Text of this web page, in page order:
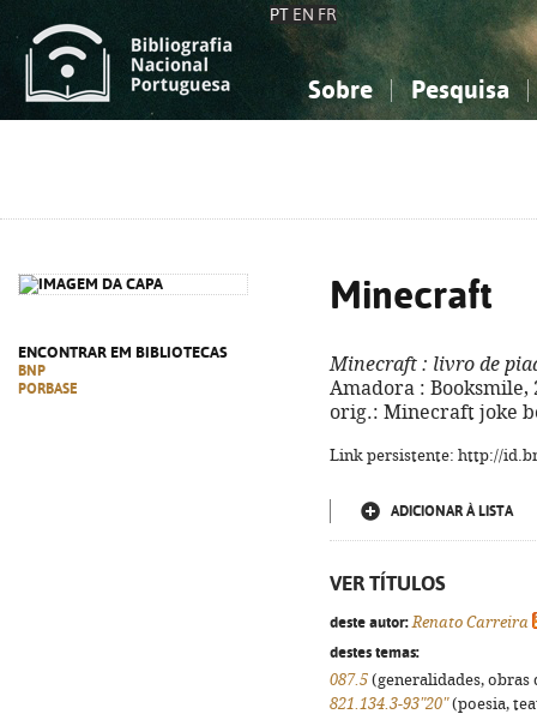
PT EN FR
Sobre Pesquisa
ENCONTRAR EM BIBLIOTECAS
BNP
PORBASE
Minecraft
Minecraft : livro de
Amadora : Booksmile,
orig.: Minecraft joke
Link persistente: http://
ADICIONAR À LISTA
VER TÍTULOS
deste autor: Renato Carreira
destes temas:
087.5 (generalidades,
821.134.3-93"20"(poesia,